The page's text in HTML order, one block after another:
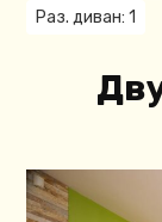
Раз. диван: 1